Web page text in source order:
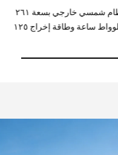
منزل جاهز للسكن في شقة
استوديو